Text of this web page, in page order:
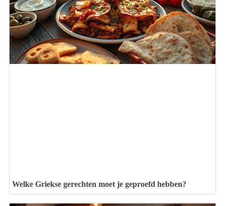
Welke Griekse gerechten moet je geproefd hebben?